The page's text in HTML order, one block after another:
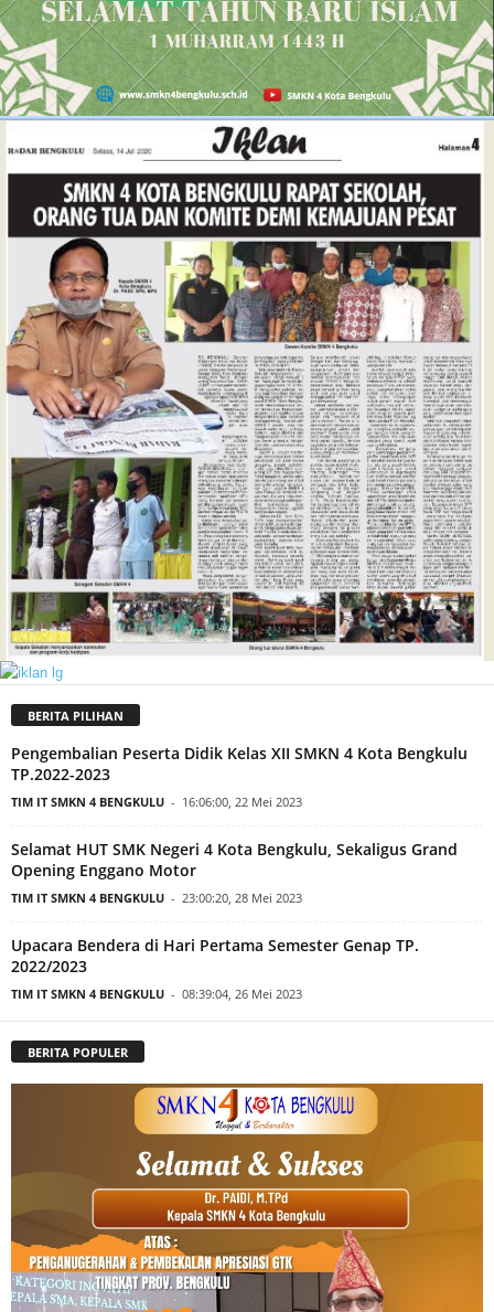
BERITA PILIHAN
Pengembalian Peserta Didik Kelas XII SMKN 4 Kota Bengkulu
TP.2022-2023
TIM IT SMKN 4 BENGKULU - 16:06:00, 22 Mei 2023
Selamat HUT SMK Negeri 4 Kota Bengkulu, Sekaligus Grand
Opening Enggano Motor
TIM IT SMKN 4 BENGKULU - 23:00:20, 28 Mei 2023
Upacara Bendera di Hari Pertama Semester Genap TP.
2022/2023
TIM IT SMKN 4 BENGKULU - 08:39:04, 26 Mei 2023
BERITA POPULER